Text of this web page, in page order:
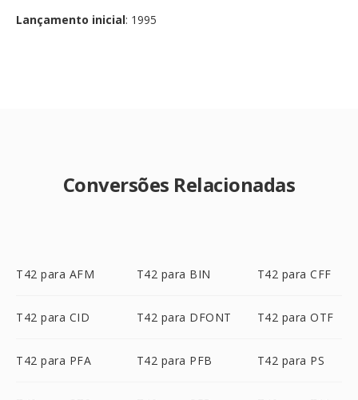
Lançamento inicial: 1995
Conversões Relacionadas
T42 para AFM T42 para BIN T42 para CFF
T42 para CID T42 para DFONT T42 para OTF
T42 para PFA T42 para PFB T42 para PS